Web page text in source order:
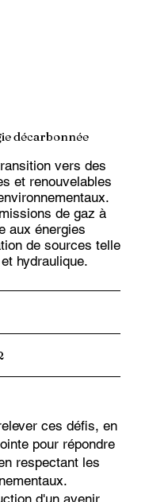
décarbonnée
vers des
et renouvelables
de gaz à
aux énergies
de sources telle
hydraulique.
ces défis, en
pour répondre
respectant les
d'un avenir